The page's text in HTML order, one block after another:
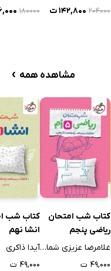
۲۰۴۰۰۰ ۱۴۲,۸۰۰ ت ۱۸۰۰۰۰
مشاهده همه ›
کتاب شب امتحان
ریاضی پنجم
غلامرضا عزیزی شمامی
۴۹,۰۰۰ ت
کتاب شب
انشا نهم
آیدا ذاکری
۴۹,۰۰۰ ت